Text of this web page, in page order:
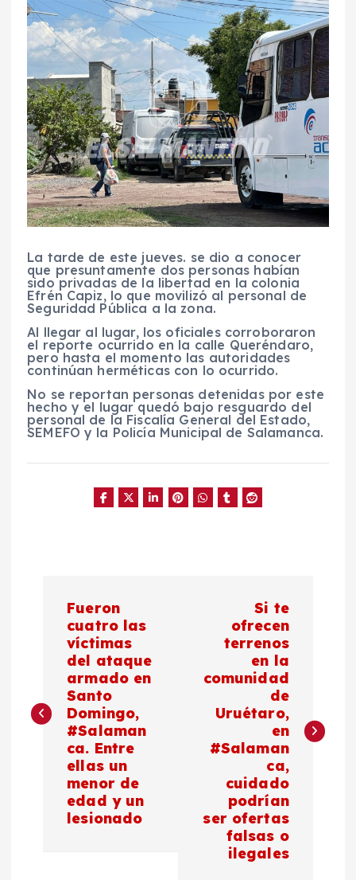
La tarde de este jueves. se dio a conocer
que presuntamente dos personas habían
sido privadas de la libertad en la colonia
Efrén Capiz, lo que movilizó al personal de
Seguridad Pública a la zona.
Al llegar al lugar, los oficiales corroboraron
el reporte ocurrido en la calle Queréndaro,
pero hasta el momento las autoridades
continúan herméticas con lo ocurrido.
No se reportan personas detenidas por este
hecho y el lugar quedó bajo resguardo del
personal de la Fiscalía General del Estado,
SEMEFO y la Policía Municipal de Salamanca.
e
Fueron
cuatro las
víctimas
del ataque
armado en
Santo
Domingo,
#Salaman
ca. Entre
ellas un
menor de
edad y un
lesionado
Si te
ofrecen
terrenos
en la
comunidad
de
Uruétaro,
en
#Salaman
ca,
cuidado
podrían
ser ofertas
falsas o
ilegales